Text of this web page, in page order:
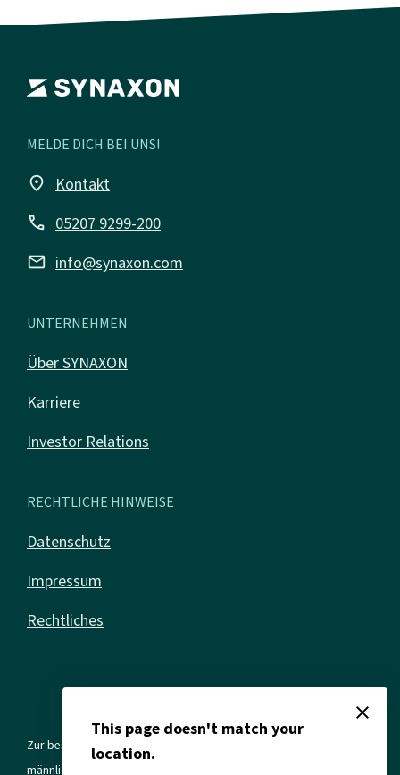
MELDE DICH BEI UNS!
place Kontakt
call 05207 9299-200
mail info@synaxon.com
UNTERNEHMEN
Über SYNAXON
Karriere
Investor Relations
RECHTLICHE HINWEISE
Datenschutz
Impressum
Rechtliches
Zur besseren Lesbarkeit verwenden wir in allen Texten die
männliche Form. Gemeint sind jedoch immer alle Geschlechter und
close
This page doesn't match your
location.